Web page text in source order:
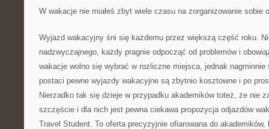
W wakacje nie miałeś zbyt wiele czasu na zorganizowanie sobie
Wyjazd wakacyjny śni się każdemu przez większą część roku.
nadzwyczajnego, każdy pragnie odpocząć od problemów i
wakacje wolno się wybrać w rozliczne miejsca, jednak
postaci pewne wyjazdy wakacyjne są zbytnio kosztowne i po
Nierzadko tak się dzieje w przypadku akademików toteż, że nie
szczęście i dla nich jest pewna ciekawa propozycja odjazdów
Travel Student. To oferta precyzyjnie ofiarowana do